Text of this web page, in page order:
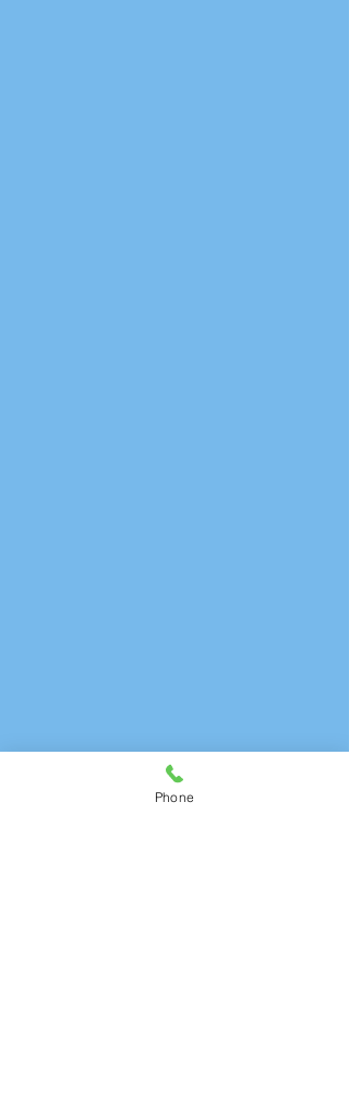
Phone